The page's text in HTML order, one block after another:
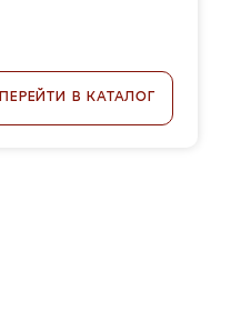
ПЕРЕЙТИ В КАТАЛОГ